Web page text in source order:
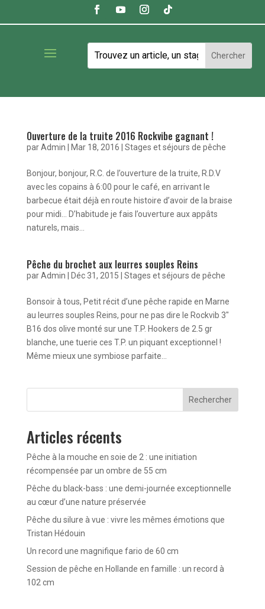
Ouverture de la truite 2016 Rockvibe gagnant !
parAdmin Mar 18, 2016 Stages et séjours de pêche
Bonjour, bonjour, R.C. de l’ouverture de la truite, R.D.V
avec les copains à 6:00 pour le café, en arrivant le
barbecue était déjà en route histoire d’avoir de la braise
pour midi… D’habitude je fais l’ouverture aux appâts
naturels, mais...
Pêche du brochet aux leurres souples Reins
parAdmin Déc 31, 2015 Stages et séjours de pêche
Bonsoir à tous, Petit récit d’une pêche rapide en Marne
au leurres souples Reins, pour ne pas dire le Rockvib 3″
B16 dos olive monté sur une T.P. Hookers de 2.5 gr
blanche, une tuerie ces T.P. un piquant exceptionnel !
Même mieux une symbiose parfaite...
Rechercher
Articles récents
Pêche à la mouche en soie de 2 : une initiation
récompensée par un ombre de 55 cm
Pêche du black-bass : une demi-journée exceptionnelle
au cœur d’une nature préservée
Pêche du silure à vue : vivre les mêmes émotions que
Tristan Hédouin
Un record une magnifique fario de 60 cm
Session de pêche en Hollande en famille : un record à
102 cm